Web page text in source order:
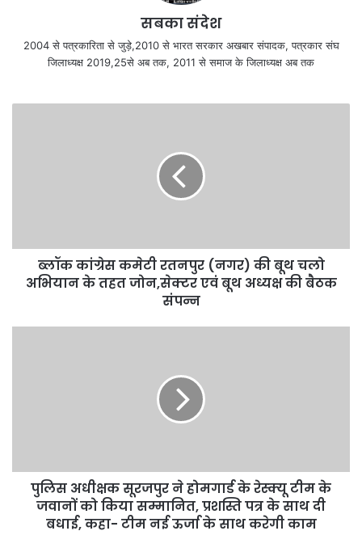
सबका संदेश
2004 से पत्रकारिता से जुड़े,2010 से भारत सरकार अखबार संपादक, पत्रकार संघ
जिलाध्यक्ष 2019,25से अब तक, 2011 से समाज के जिलाध्यक्ष अब तक
ब्लॉक कांग्रेस कमेटी रतनपुर (नगर) की बूथ चलो
अभियान के तहत जोन,सेक्टर एवं बूथ अध्यक्ष की बैठक
संपन्न
पुलिस अधीक्षक सूरजपुर ने होमगार्ड के रेस्क्यू टीम के
जवानों को किया सम्मानित, प्रशस्ति पत्र के साथ दी
बधाई, कहा- टीम नई ऊर्जा के साथ करेगी काम